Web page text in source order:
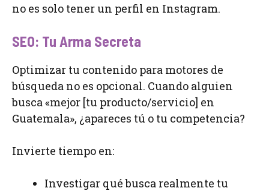
no es solo tener un perfil en Instagram.
SEO: Tu Arma Secreta
Optimizar tu contenido para motores de
búsqueda no es opcional. Cuando alguien
busca «mejor [tu producto/servicio] en
Guatemala», ¿apareces tú o tu competencia?
Invierte tiempo en:
Investigar qué busca realmente tu